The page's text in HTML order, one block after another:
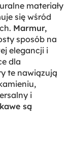
materiały
się wśród
Marmur,
sposób na
elegancji i
dla
te nawiązują
i
są